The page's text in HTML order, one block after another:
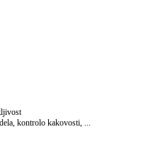
kontrolo kakovosti, ...